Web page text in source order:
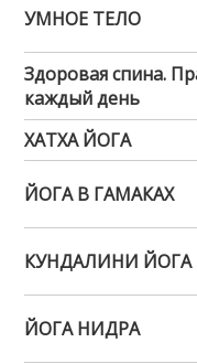
УМНОЕ ТЕЛО
Здоровая спина.
каждый день
ХАТХА ЙОГА
ЙОГА В ГАМАКАХ
КУНДАЛИНИ ЙОГА
ЙОГА НИДРА